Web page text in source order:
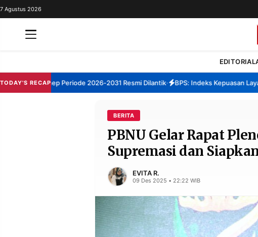
REDAKSI
7 Agustus 2026
EDITORIAL
TODAY'S RECAP
Sumenep Periode 2026-2031 Resmi Dilantik• BPS: Indeks Kepuasan
BERITA
PBNU Gelar Rapat
Supremasi dan
EVITA R.
09 Des 2025 • 22:22 WIB